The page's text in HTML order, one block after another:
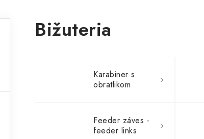
Bižuteria
Karabiner s
obratlikom
Feeder záves -
feeder links